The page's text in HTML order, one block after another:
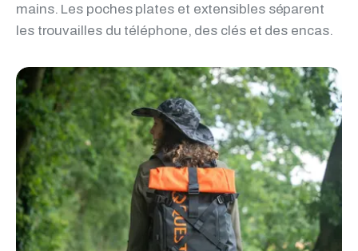
mains. Les poches plates et extensibles séparent
les trouvailles du téléphone, des clés et des encas.